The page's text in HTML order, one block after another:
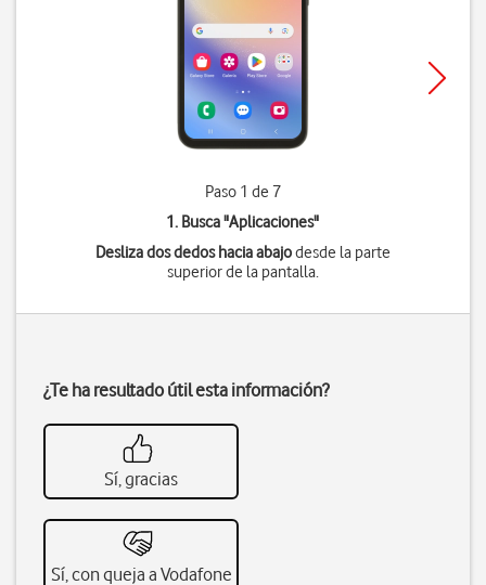
Paso 1 de 7
1. Busca "Aplicaciones"
Desliza dos dedos hacia abajodesde la parte
superior de la pantalla.
¿Te ha resultado útil esta información?
Sí, gracias
Sí, con queja a Vodafone